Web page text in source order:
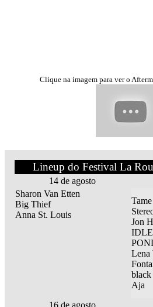
Clique na imagem para ver o
Lineup do Festival La
14 de agosto
Sharon Van Etten
Big Thief
Anna St. Louis
Jon
Lena
Aja